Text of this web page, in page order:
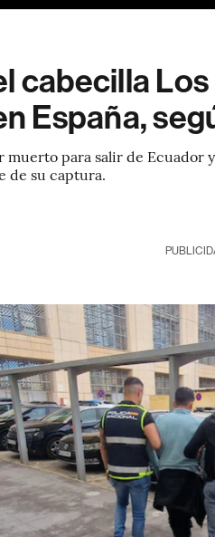
cabecilla
España,
muerto para salir de Ecuador
de su captura.